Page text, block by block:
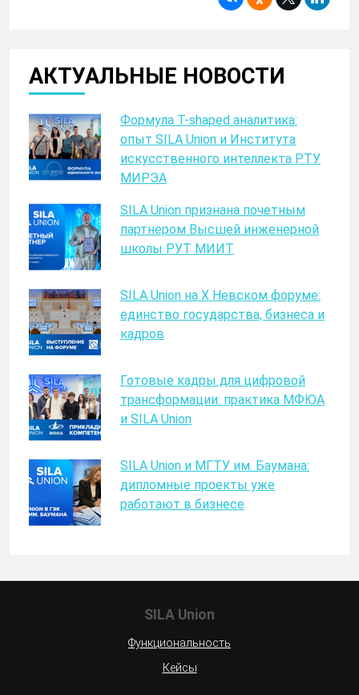
АКТУАЛЬНЫЕ НОВОСТИ
Формула T-shaped аналитика:
опыт SILA Union и Института
искусственного интеллекта РТУ
МИРЭА
SILA Union признана почетным
партнером Высшей инженерной
школы РУТ МИИТ
SILA Union на X Невском форуме:
единство государства, бизнеса и
кадров
Готовые кадры для цифровой
трансформации: практика МФЮА
и SILA Union
SILA Union и МГТУ им. Баумана:
дипломные проекты уже
работают в бизнесе
SILA Union
Функциональность
Кейсы